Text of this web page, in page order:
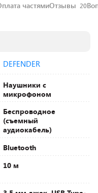
частямиОтзывы 20
DEFENDER
Наушники с
микрофоном
Беспроводное
(съемный
аудиокабель)
Bluetooth
10 м